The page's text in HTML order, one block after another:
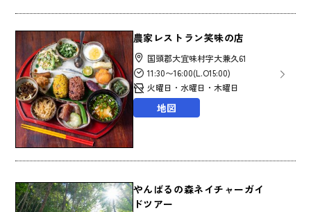
農家レストラン笑味の店
国頭郡大宜味村字大兼久61
11:30〜16:00(L.O15:00)
火曜日・水曜日・木曜日
地図
やんばるの森ネイチャーガイ
ドツアー